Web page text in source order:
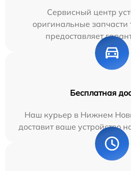
Сервисный центр
оригинальные запчасти
предоставляет
Бесплатная
Наш курьер в Нижнем
доставит ваше устройство